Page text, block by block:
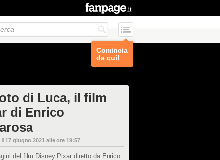
Comincia
da qui!
di Luca, il film
di Enrico
il 17 giugno 2021 alle ore 19:57
del film Disney Pixar diretto da Enrico